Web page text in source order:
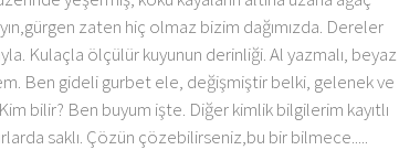
zaten hiç olmaz bizim dağımızda. Dereler
Kulaçla ölçülür kuyunun derinliği. Al yazmalı, beyaz
Ben gideli gurbet ele, değişmiştir belki, gelenek ve
bilir? Ben buyum işte. Diğer kimlik bilgilerim kayıtlı
saklı. Çözün çözebilirseniz,bu bir bilmece.....